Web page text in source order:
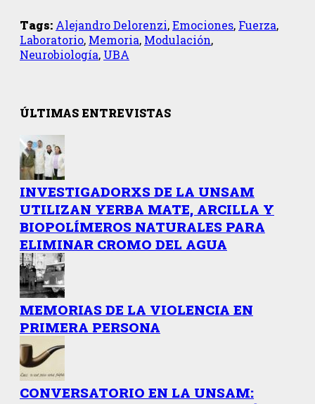
Tags: Alejandro Delorenzi,Emociones, Fuerza,
Laboratorio, Memoria, Modulación,
Neurobiología, UBA
ÚLTIMAS ENTREVISTAS
INVESTIGADORXS DE LA UNSAM
UTILIZAN YERBA MATE, ARCILLA Y
BIOPOLÍMEROS NATURALES PARA
ELIMINAR CROMO DEL AGUA
MEMORIAS DE LA VIOLENCIA EN
PRIMERA PERSONA
CONVERSATORIO EN LA UNSAM: